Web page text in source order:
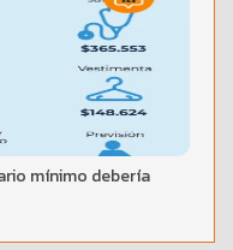
mínimo debería